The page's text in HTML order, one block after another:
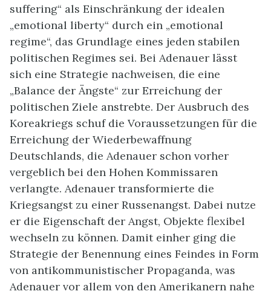
suffering“ als Einschränkung der idealen
„emotional liberty“ durch ein „emotional
regime“, das Grundlage eines jeden stabilen
politischen Regimes sei. Bei Adenauer lässt
sich eine Strategie nachweisen, die eine
„Balance der Ängste“ zur Erreichung der
politischen Ziele anstrebte. Der Ausbruch des
Koreakriegs schuf die Voraussetzungen für die
Erreichung der Wiederbewaffnung
Deutschlands, die Adenauer schon vorher
vergeblich bei den Hohen Kommissaren
verlangte. Adenauer transformierte die
Kriegsangst zu einer Russenangst. Dabei nutze
er die Eigenschaft der Angst, Objekte flexibel
wechseln zu können. Damit einher ging die
Strategie der Benennung eines Feindes in Form
von antikommunistischer Propaganda, was
Adenauer vor allem von den Amerikanern nahe